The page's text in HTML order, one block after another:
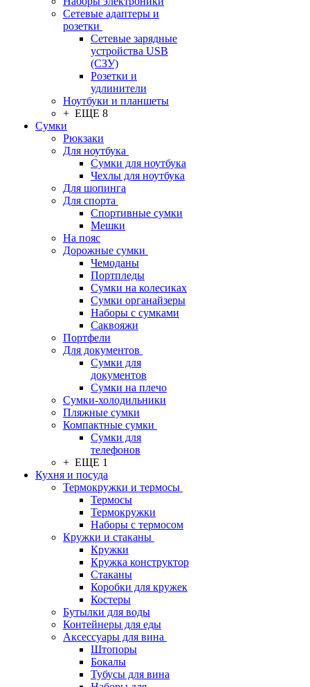
Сетевые адаптеры и
розетки
Сетевые зарядные
устройства USB
(СЗУ)
Розетки и
удлинители
Ноутбуки и планшеты
+ ЕЩЕ 8
Сумки
Рюкзаки
Для ноутбука
Сумки для ноутбука
Чехлы для ноутбука
Для шопинга
Для спорта
Спортивные сумки
Мешки
На пояс
Дорожные сумки
Чемоданы
Портпледы
Сумки на колесиках
Сумки органайзеры
Наборы с сумками
Саквояжи
Портфели
Для документов
Сумки для
документов
Сумки на плечо
Сумки-холодильники
Пляжные сумки
Компактные сумки
Сумки для
телефонов
+ ЕЩЕ 1
Кухня и посуда
Термокружки и термосы
Термосы
Термокружки
Наборы с термосом
Кружки и стаканы
Кружки
Кружка конструктор
Стаканы
Коробки для кружек
Костеры
Бутылки для воды
Контейнеры для еды
Аксессуары для вина
Штопоры
Бокалы
Тубусы для вина